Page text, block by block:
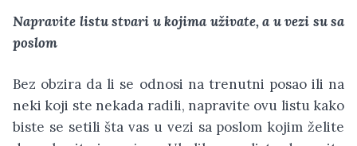
Napravite listu stvari u kojima uživate, a u vezi su sa
poslom
Bez obzira da li se odnosi na trenutni posao ili na
neki koji ste nekada radili, napravite ovu listu kako
biste se setili šta vas u vezi sa poslom kojim želite